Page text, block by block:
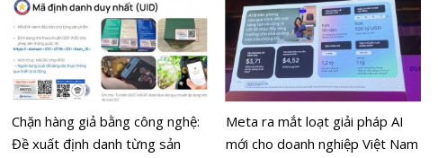
Chặn hàng giả bằng công nghệ:
Đề xuất định danh từng sản
Meta ra mắt loạt giải pháp AI
mới cho doanh nghiệp Việt Nam